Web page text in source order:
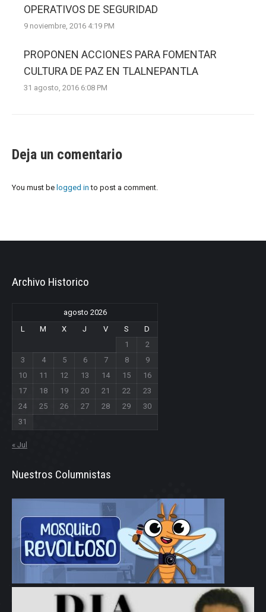
OPERATIVOS DE SEGURIDAD
9 noviembre, 2016 4:19 PM
PROPONEN ACCIONES PARA FOMENTAR
CULTURA DE PAZ EN TLALNEPANTLA
31 agosto, 2016 6:08 PM
Deja un comentario
You must be logged in to post a comment.
Archivo Historico
agosto 2026
L
M X J V S
D
1
2
3
4 5 6 7 8
9
10
11 12 13 14 15
16
17
18 19 20 21 22
23
24
25 26 27 28 29
30
31
« Jul
Nuestros Columnistas